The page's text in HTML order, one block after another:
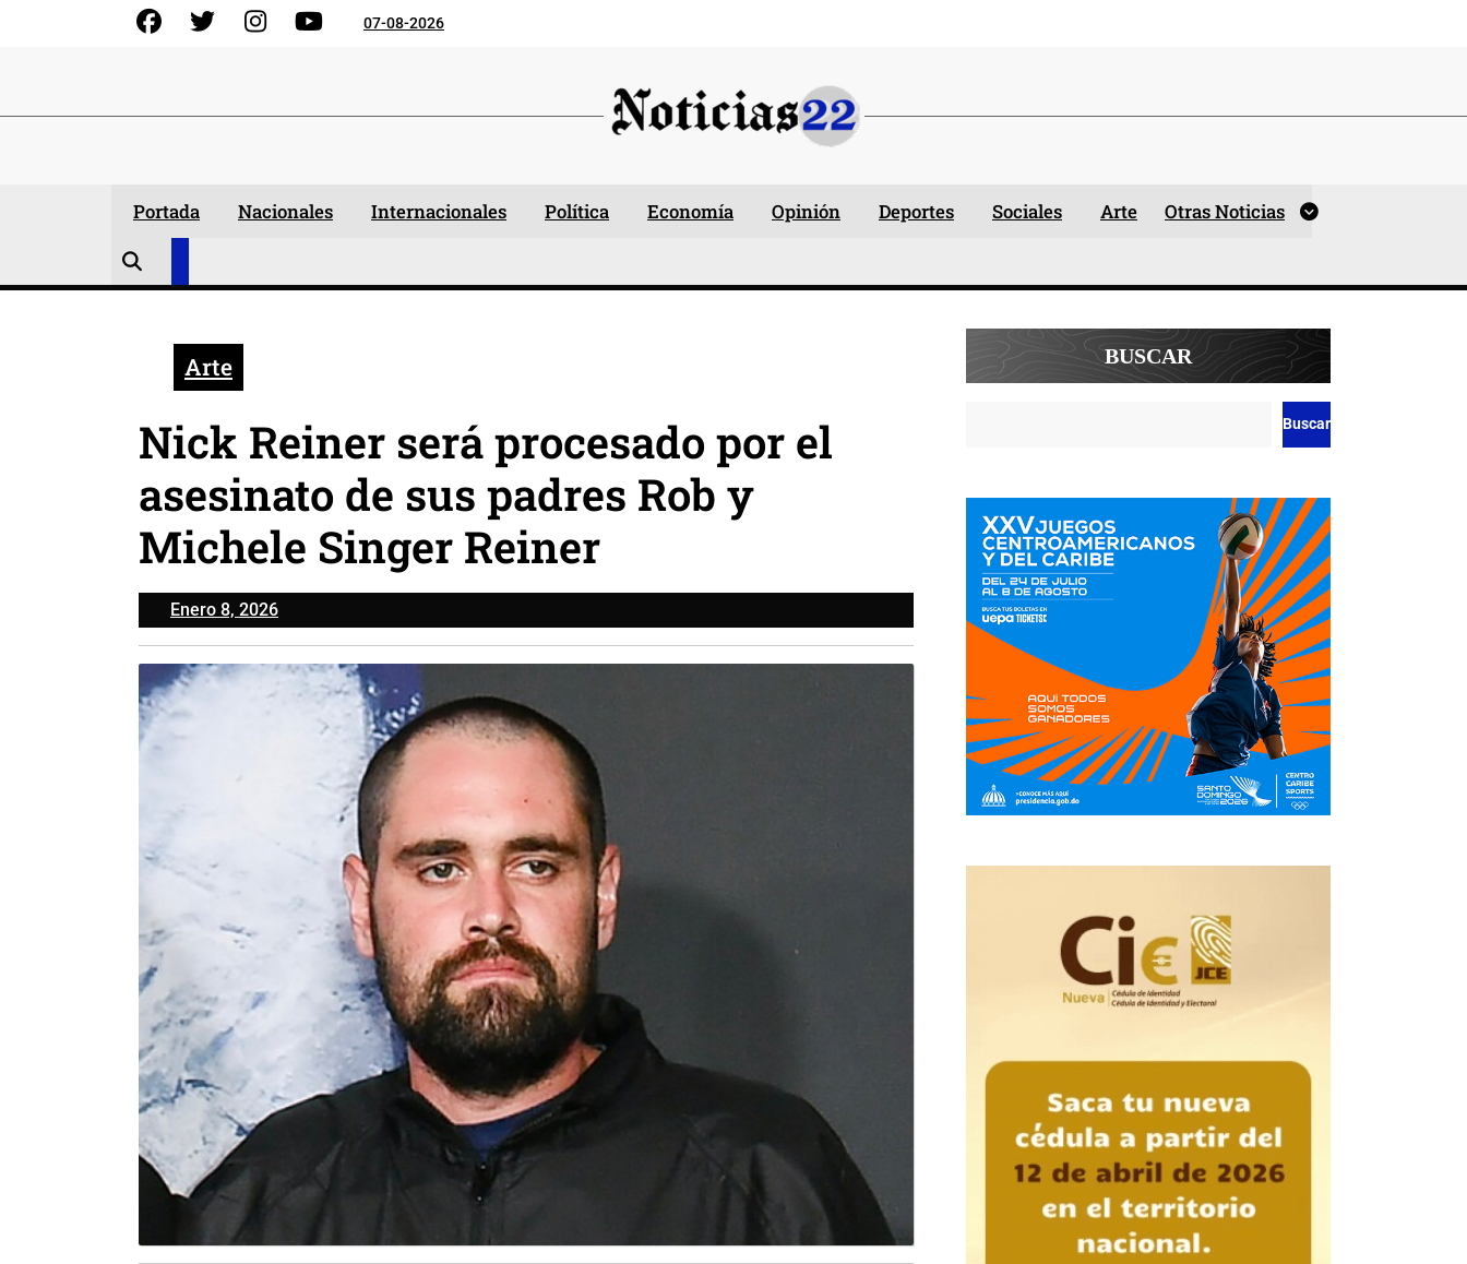
FacebookGorjeo InstagramYouTube07-08-2026
Portada Nacionales Internacionales Política Economía Opinión Deportes Sociales Arte Otras Noticias
Arte
Nick Reiner será procesado por el
asesinato de sus padres Rob y
Michele Singer Reiner
Enero 8, 2026Enero
8,
2026
BUSCAR
Buscar